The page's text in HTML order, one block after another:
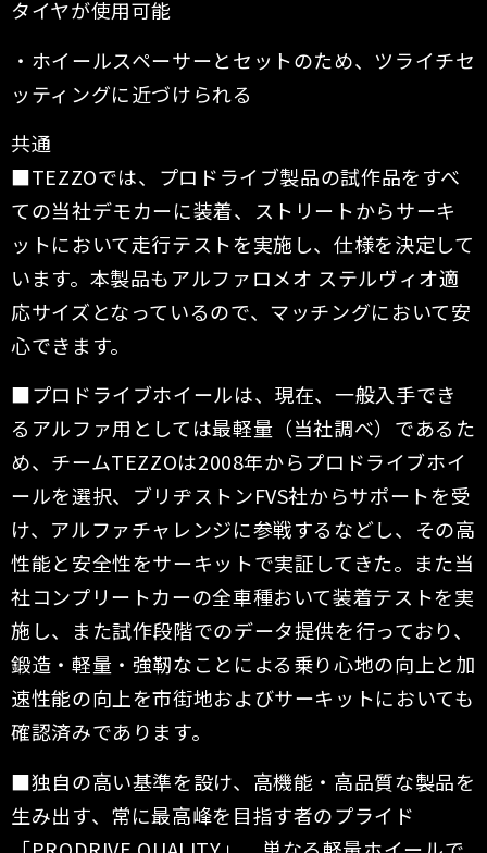
タイヤが使用可能
・ホイールスペーサーとセットのため、ツライチセ
ッティングに近づけられる
共通
■TEZZOでは、プロドライブ製品の試作品をすべ
ての当社デモカーに装着、ストリートからサーキ
ットにおいて走行テストを実施し、仕様を決定して
います。本製品もアルファロメオ ステルヴィオ適
応サイズとなっているので、マッチングにおいて安
心できます。
■プロドライブホイールは、現在、一般入手でき
るアルファ用としては最軽量（当社調べ）であるた
め、チームTEZZOは2008年からプロドライブホイ
ールを選択、ブリヂストンFVS社からサポートを受
け、アルファチャレンジに参戦するなどし、その高
性能と安全性をサーキットで実証してきた。また当
社コンプリートカーの全車種おいて装着テストを実
施し、また試作段階でのデータ提供を行っており、
鍛造・軽量・強靭なことによる乗り心地の向上と加
速性能の向上を市街地およびサーキットにおいても
確認済みであります。
■独自の高い基準を設け、高機能・高品質な製品を
生み出す、常に最高峰を目指す者のプライド